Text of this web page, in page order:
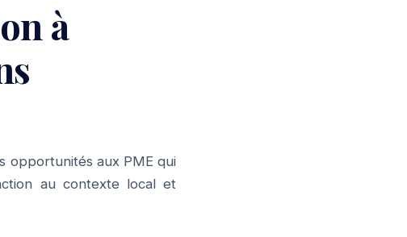
à
opportunités aux PME qui
au contexte local et